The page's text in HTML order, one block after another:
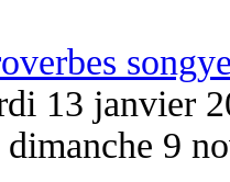
13 janvier
9